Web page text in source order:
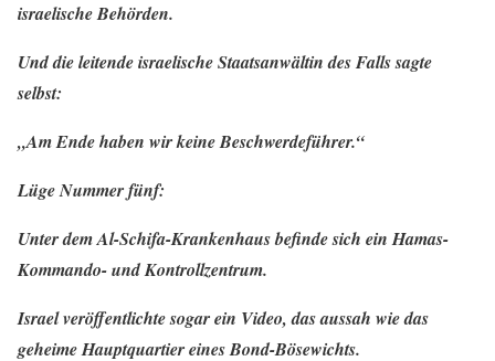
israelische Behörden.
Und die leitende israelische Staatsanwältin des Falls sagte
selbst:
„Am Ende haben wir keine Beschwerdeführer.“
Lüge Nummer fünf:
Unter dem Al-Schifa-Krankenhaus befinde sich ein Hamas-
Kommando- und Kontrollzentrum.
Israel veröffentlichte sogar ein Video, das aussah wie das
geheime Hauptquartier eines Bond-Bösewichts.